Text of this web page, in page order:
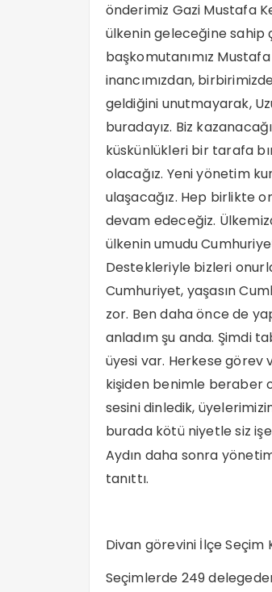
önderimiz Gazi Mustafa
ülkenin geleceğine sahip
başkomutanımız
inancımızdan,
geldiğini unutmayarak,
buradayız. Biz
küskünlükleri bir tarafa
olacağız. Yeni yönetim
ulaşacağız. Hep birlikte
devam edeceğiz.
ülkenin umudu
Destekleriyle bizleri
Cumhuriyet, yaşasın
zor. Ben daha önce de
anladım şu anda. Şimdi
üyesi var. Herkese
kişiden benimle beraber
sesini dinledik,
burada kötü niyetle siz
Aydın daha sonra
tanıttı.
Divan görevini İlçe
Seçimlerde 249